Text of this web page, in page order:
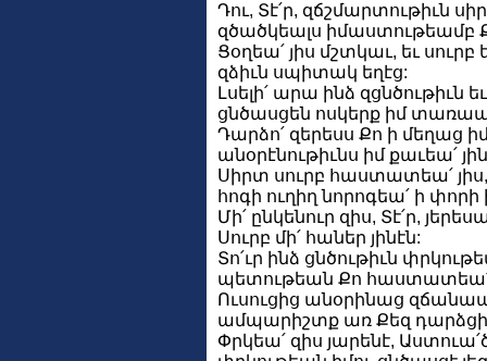
Դու, Տէ՛ր, զճշմարտութիւն
զծածկեալս իմաստութեամբ
Ցօղեա՛ յիս մշտկաւ, եւ սուրբ
զձիւն սպիտակ եղէց:
Լսելի՛ արա ինձ զցնծութիւն
ցնծասցեն ոսկերք իմ
Դարձո՛ զերեսս Քո ի մեղաց
անօրէնութիւնս իմ քաւեա՛
Սիրտ սուրբ հաստատեա՛ յիս,
հոգի ուղիղ նորոգեա՛ ի փորի
Մի՛ ընկենուր զիս, Տէ՛ր,
Սուրբ մի՛ հաներ յինէն:
Տո՛ւր ինձ ցնծութիւն
պետութեան Քո հաստատեա՛
Ուսուցից անօրինաց
ամպարիշտք առ Քեզ
Փրկեա՛ զիս յարենէ,